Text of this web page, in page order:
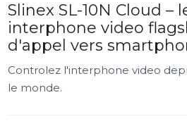
Slinex SL-10N Cloud –
interphone video
d'appel vers
Controlez l'interphone video
le monde.